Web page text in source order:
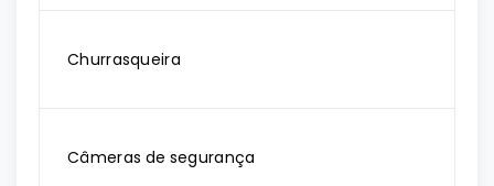
Churrasqueira
Câmeras de segurança